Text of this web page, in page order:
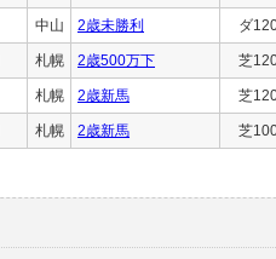
中山 2歳未勝利 ダ
札幌 2歳500万下 芝
札幌 2歳新馬 芝
札幌 2歳新馬 芝